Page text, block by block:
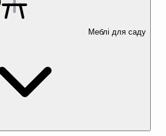
Меблі для саду